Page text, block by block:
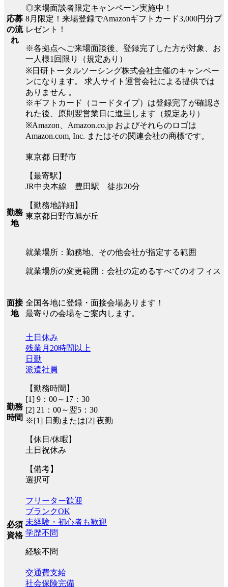
応募
の流
れ
◎来場面談者限定キャンペーン実施中！
8月限定！来場登録でAmazonギフトカード3,000円分プ
レゼント！
※各拠点へご来場面談後、登録完了した方が対象、お
一人様1回限り（規定あり）
※日研トータルソーシング株式会社主催のキャンペー
ンになります。 求人サイト運営会社による提供では
ありません 。
※ギフトカード（コードタイプ）は登録完了が確認さ
れた後、原則翌営業日に進呈します（規定あり）
※Amazon、Amazon.co.jp およびそれらのロゴは
Amazon.com, Inc. またはその関連会社の商標です。
勤務
地
東京都 日野市
【最寄駅】
JR中央本線 豊田駅 徒歩20分
【勤務地詳細】
東京都日野市旭が丘
就業場所：勤務地、その他会社が指定する範囲
就業場所の変更範囲：会社の定めるすべてのオフィス
面接
地
全国各地に登録・面接会場あります！
最寄りの会場をご案内します。
勤務
時間
土日休み
残業月20時間以上
日勤
派遣社員
【勤務時間】
[1] 9：00～17：30
[2] 21：00～翌5：30
※[1] 日勤または[2] 夜勤
【休日/休暇】
土日祝休み
【備考】
選択可
必須
資格
フリーター歓迎
ブランクOK
未経験・初心者も歓迎
学歴不問
経験不問
交通費支給
社会保険完備